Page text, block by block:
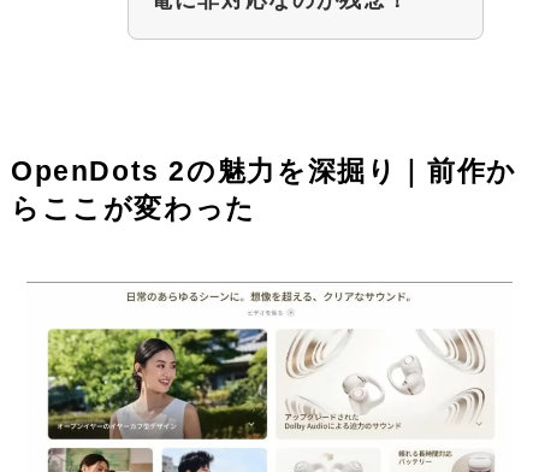
OpenDots 2の魅力を深掘り｜前作か
らここが変わった